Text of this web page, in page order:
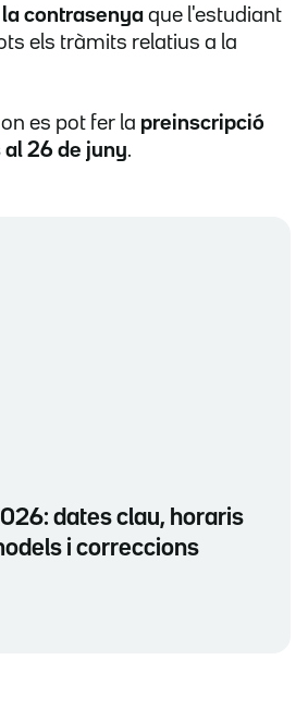
la contrasenya que l'estudiant
els tràmits relatius a la
on es pot fer la preinscripció
26 de juny.
dates clau, horaris
i correccions